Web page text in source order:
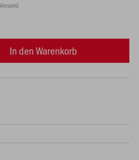
In den Warenkorb